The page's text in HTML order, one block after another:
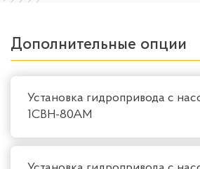
Дополнительные опции
Установка гидропривода с
1СВН-80АМ